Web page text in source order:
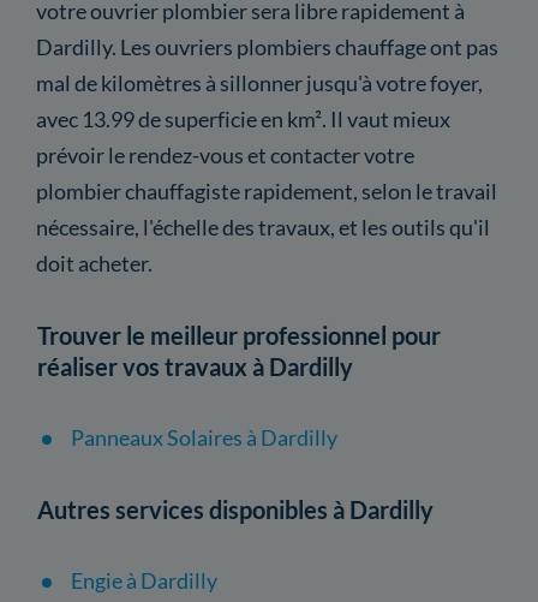
votre ouvrier plombier sera libre rapidement à
Dardilly. Les ouvriers plombiers chauffage ont pas
mal de kilomètres à sillonner jusqu'à votre foyer,
avec 13.99 de superficie en km². Il vaut mieux
prévoir le rendez-vous et contacter votre
plombier chauffagiste rapidement, selon le travail
nécessaire, l'échelle des travaux, et les outils qu'il
doit acheter.
Trouver le meilleur professionnel pour
réaliser vos travaux à Dardilly
Panneaux Solaires à Dardilly
Autres services disponibles à Dardilly
Engie à Dardilly